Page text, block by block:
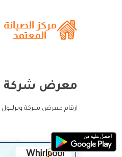
معرض شركة
ارقام معرض شركة ويرلبول